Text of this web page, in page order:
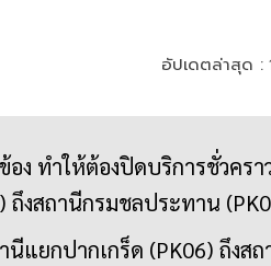
อัปเดตล่าสุด :
ทำให้ต้องปิดบริการชั่วครา
งสถานีกรมชลประทาน
แยกปากเกร็ด (PK06) ถึงส